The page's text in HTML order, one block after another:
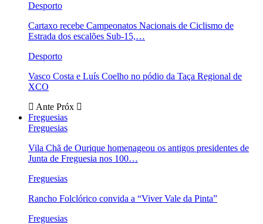
Desporto
Cartaxo recebe Campeonatos Nacionais de Ciclismo de
Estrada dos escalões Sub-15,…
Desporto
Vasco Costa e Luís Coelho no pódio da Taça Regional de
XCO
Ante Próx
Freguesias
Freguesias
Vila Chã de Ourique homenageou os antigos presidentes de
Junta de Freguesia nos 100…
Freguesias
Rancho Folclórico convida a “Viver Vale da Pinta”
Freguesias